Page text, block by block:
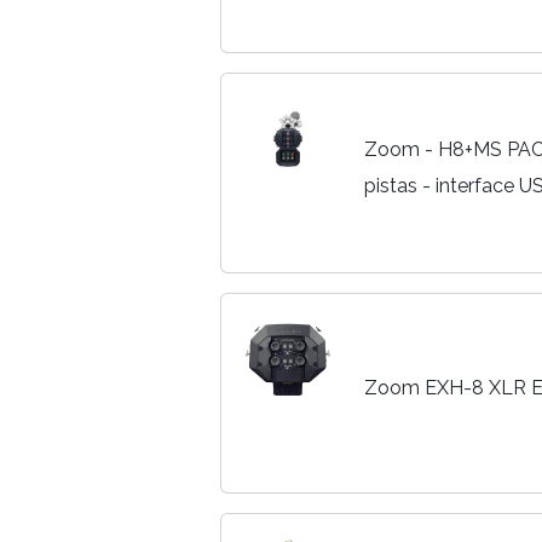
Zoom - H8+MS
pistas - interface
Zoom EXH-8 XLR